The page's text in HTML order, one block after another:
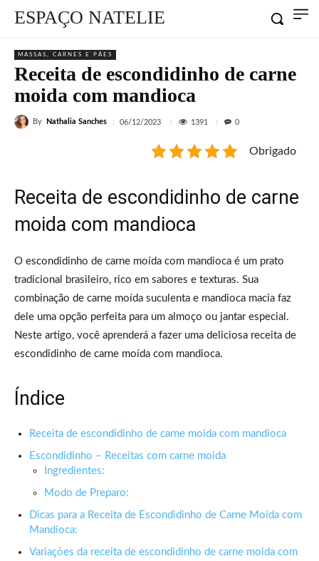
ESPAÇO NATELIE
MASSAS, CARNES E PÃES
Receita de escondidinho de carne
moida com mandioca
By Nathalia Sanches 06/12/2023 1391 0
Obrigado
Receita de escondidinho de carne
moida com mandioca
O escondidinho de carne moída com mandioca é um prato
tradicional brasileiro, rico em sabores e texturas. Sua
combinação de carne moída suculenta e mandioca macia faz
dele uma opção perfeita para um almoço ou jantar especial.
Neste artigo, você aprenderá a fazer uma deliciosa receita de
escondidinho de carne moída com mandioca.
Índice
Receita de escondidinho de carne moida com mandioca
Escondidinho – Receitas com carne moida
Ingredientes:
Modo de Preparo:
Dicas para a Receita de Escondidinho de Carne Moída com
Mandioca:
Variações da receita de escondidinho de carne moida com